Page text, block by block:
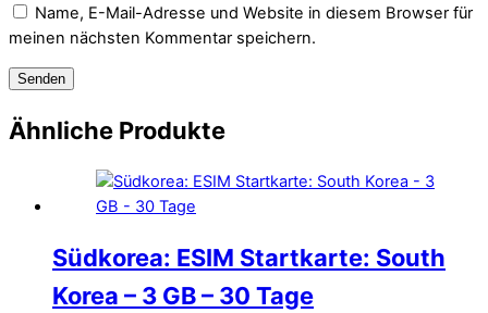
Name, E-Mail-Adresse und Website in diesem Browser für
meinen nächsten Kommentar speichern.
Ähnliche Produkte
Südkorea: ESIM Startkarte: South
Korea – 3 GB – 30 Tage